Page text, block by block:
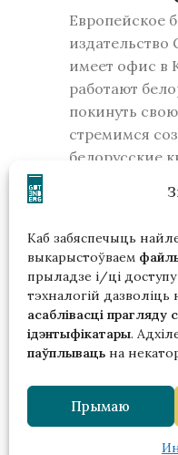
Каб забяспечыць
выкарыстоўваем
прыладзе і/ці
тэхналогій
асаблівасці прагляду
ідэнтыфікатары.
паўплываць на
Прымаю
Европейское
издательство
имеет офис в
работают
покинуть
стремимся
белорусские
признало
Пожалуйста,
вы живете в